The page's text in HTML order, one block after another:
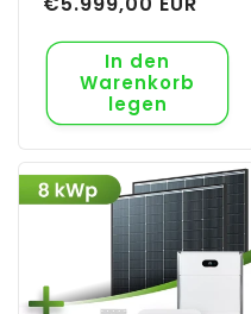
In den
Warenkorb
legen